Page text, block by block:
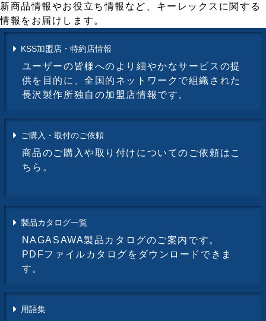
新商品情報やお役立ち情報など、キーレックスに関する
情報をお届けします。
KSS加盟店・特約店情報
ユーザーの皆様へのより細やかなサービスの提
供を目的に、全国的ネットワークで組織された
長沢製作所独自の加盟店情報です。
ご購入・取付のご依頼
商品のご購入や取り付けについてのご依頼はこ
ちら。
製品カタログ一覧
NAGASAWA製品カタログのご案内です。
PDFファイルカタログをダウンロードできま
す。
用語集